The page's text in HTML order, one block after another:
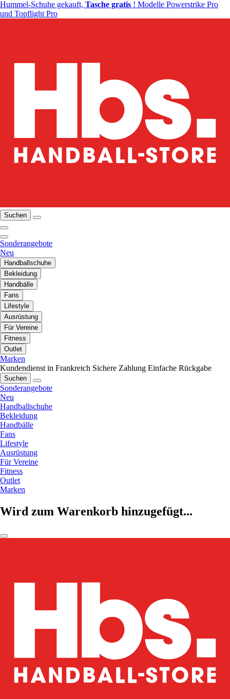
Hummel-Schuhe gekauft, Tasche gratis ! Modelle Powerstrike Pro
und Topflight Pro
Suchen
Sonderangebote
Neu
Handballschuhe
Bekleidung
Handbälle
Fans
Lifestyle
Ausrüstung
Für Vereine
Fitness
Outlet
Marken
Kundendienst in Frankreich Sichere Zahlung Einfache Rückgabe
Suchen
Sonderangebote
Neu
Handballschuhe
Bekleidung
Handbälle
Fans
Lifestyle
Ausrüstung
Für Vereine
Fitness
Outlet
Marken
Wird zum Warenkorb hinzugefügt...